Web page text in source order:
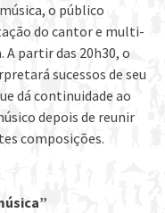
o público
do cantor e multi-
partir das 20h30, o
sucessos de seu
dá continuidade ao
depois de reunir
composições.